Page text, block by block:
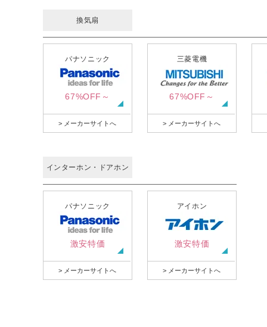
換気扇
パナソニック
67%OFF～
> メーカーサイトへ
三菱電機
67%OFF～
> メーカーサイトへ
インターホン・ドアホン
パナソニック
激安特価
> メーカーサイトへ
アイホン
激安特価
> メーカーサイトへ